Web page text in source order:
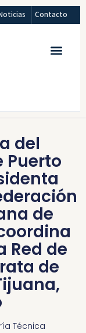
Contacto
del
Puerto
de
Red de
de
Técnica